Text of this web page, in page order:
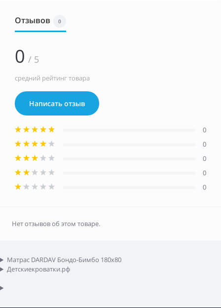
Отзывов 0
0 / 5
средний рейтинг товара
Написать отзыв
0
0
0
0
0
Нет отзывов об этом товаре.
Матрас DARDAV Бондо-Бимбо 180x80
Детскиекроватки.рф